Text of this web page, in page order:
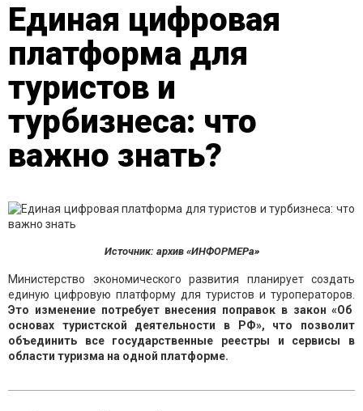
Единая цифровая
платформа для
туристов и
турбизнеса: что
важно знать?
Источник: архив «ИНФОРМЕРа»
Министерство экономического развития планирует создать
единую цифровую платформу для туристов и туроператоров.
Это изменение потребует внесения поправок в закон «Об
основах туристской деятельности в РФ», что позволит
объединить все государственные реестры и сервисы в
области туризма на одной платформе.